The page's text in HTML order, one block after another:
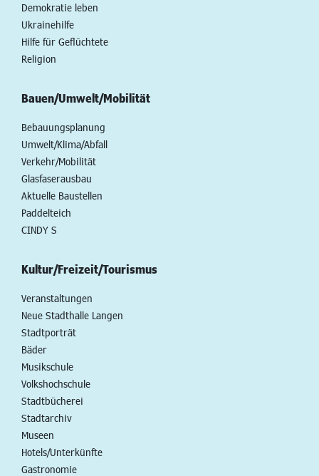
Demokratie leben
Ukrainehilfe
Hilfe für Geflüchtete
Religion
Bauen/Umwelt/Mobilität
Bebauungsplanung
Umwelt/Klima/Abfall
Verkehr/Mobilität
Glasfaserausbau
Aktuelle Baustellen
Paddelteich
CINDY S
Kultur/Freizeit/Tourismus
Veranstaltungen
Neue Stadthalle Langen
Stadtporträt
Bäder
Musikschule
Volkshochschule
Stadtbücherei
Stadtarchiv
Museen
Hotels/Unterkünfte
Gastronomie